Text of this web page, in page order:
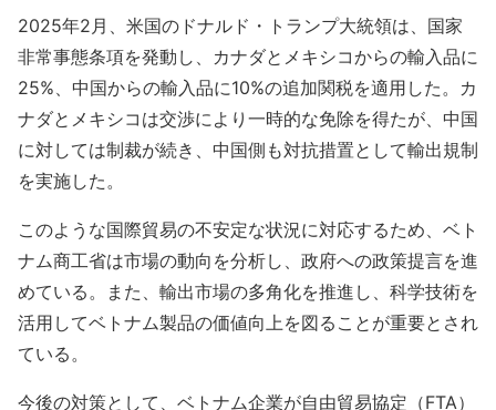
2025年2月、米国のドナルド・トランプ大統領は、国家
非常事態条項を発動し、カナダとメキシコからの輸入品に
25%、中国からの輸入品に10%の追加関税を適用した。カ
ナダとメキシコは交渉により一時的な免除を得たが、中国
に対しては制裁が続き、中国側も対抗措置として輸出規制
を実施した。
このような国際貿易の不安定な状況に対応するため、ベト
ナム商工省は市場の動向を分析し、政府への政策提言を進
めている。また、輸出市場の多角化を推進し、科学技術を
活用してベトナム製品の価値向上を図ることが重要とされ
ている。
今後の対策として、ベトナム企業が自由貿易協定（FTA）